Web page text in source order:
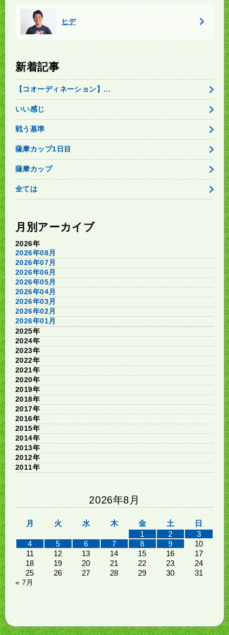
ヒデ
新着記事
【コオーディネーション】...
いい感じ
戦う基準
薩摩カップ1日目
薩摩カップ
全ては
月別アーカイブ
2026年
2026年08月
2026年07月
2026年06月
2026年05月
2026年04月
2026年03月
2026年02月
2026年01月
2025年
2024年
2023年
2022年
2021年
2020年
2019年
2018年
2017年
2016年
2015年
2014年
2013年
2012年
2011年
2026年8月
月 火 水 木 金 土
日
1
2
3
4
5 6 7 8 9
10
11
12 13 14 15 16
17
18
19 20 21 22 23
24
25
26 27 28 29 30 31
« 7月